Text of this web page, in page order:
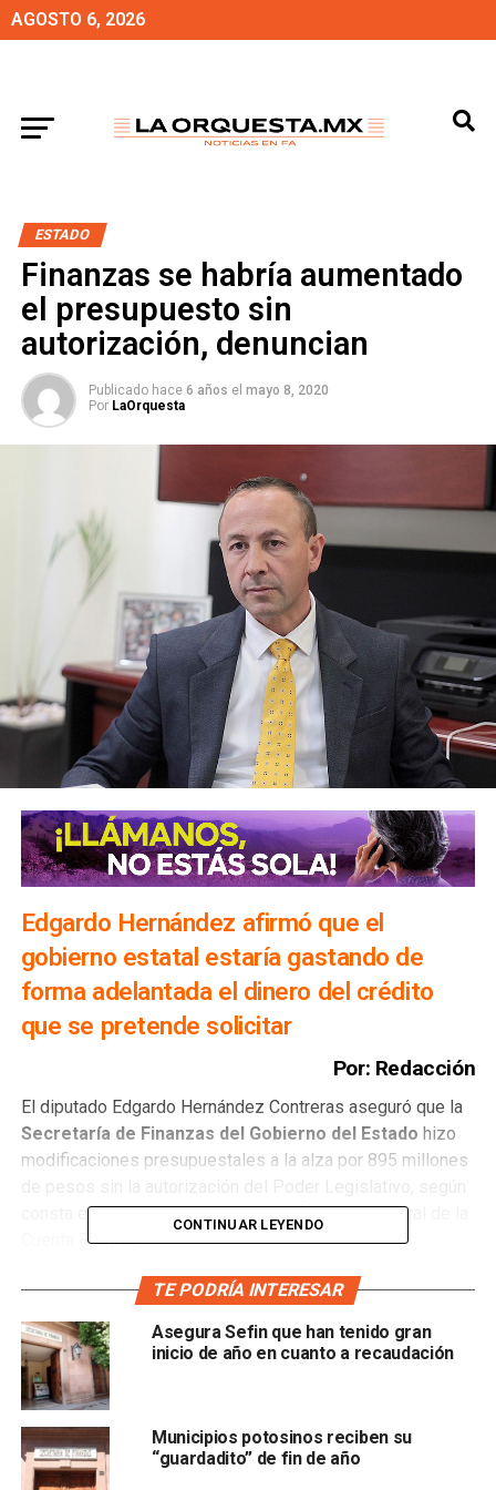
AGOSTO 6, 2026
ESTADO
Finanzas se habría aumentado
el presupuesto sin
autorización, denuncian
Publicado hace 6 años el mayo 8, 2020
Por LaOrquesta
Edgardo Hernández afirmó que el
gobierno estatal estaría gastando de
forma adelantada el dinero del crédito
que se pretende solicitar
Por: Redacción
El diputado Edgardo Hernández Contreras aseguró que la
Secretaría de Finanzas del Gobierno del Estado hizo
modificaciones presupuestales a la alza por 895 millones
consta en la página 37 del Primer Informe Trimestral de la
Cuenta Pública.
Aseguró que, de ser necesario, acudirá nuevamente a la
la Función Pública para hacer de su conocimiento los
hechos y pidió a la titular de la Auditoría Superior del
Estado que tome las medidas pertinentes para revisar el
manejo de los recursos.
“Todo parece indicar que se están considerando los
CONTINUAR LEYENDO
TE PODRÍA INTERESAR
Asegura Sefin que han tenido gran
inicio de año en cuanto a recaudación
Municipios potosinos reciben su
“guardadito” de fin de año